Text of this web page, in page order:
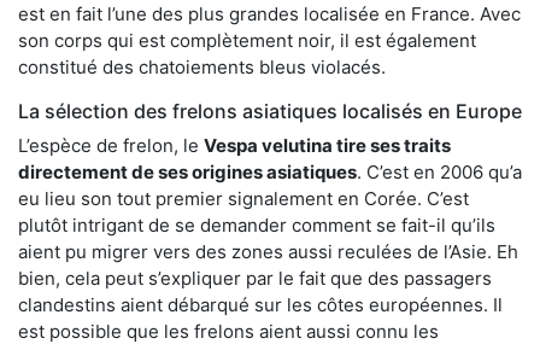
est en fait l’une des plus grandes localisée en France. Avec
son corps qui est complètement noir, il est également
constitué des chatoiements bleus violacés.
La sélection des frelons asiatiques localisés en Europe
L’espèce de frelon, le Vespa velutina tire ses traits
directement de ses origines asiatiques. C’est en 2006 qu’a
eu lieu son tout premier signalement en Corée. C’est
plutôt intrigant de se demander comment se fait-il qu’ils
aient pu migrer vers des zones aussi reculées de l’Asie. Eh
bien, cela peut s’expliquer par le fait que des passagers
clandestins aient débarqué sur les côtes européennes. Il
est possible que les frelons aient aussi connu les